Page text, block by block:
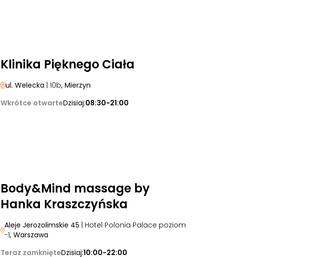
Klinika Pięknego Ciała
ul. Welecka | 10b, Mierzyn
Wkrótce otwarteDzisiaj:08:30-21:00
Body&Mind massage by
Hanka Kraszczyńska
Aleje Jerozolimskie 45 | Hotel Polonia Palace poziom
-1, Warszawa
Teraz zamknięteDzisiaj:10:00-22:00